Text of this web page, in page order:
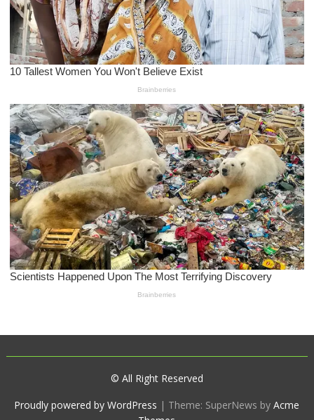
© All Right Reserved
Proudly powered by WordPress | Theme: SuperNews byAcme